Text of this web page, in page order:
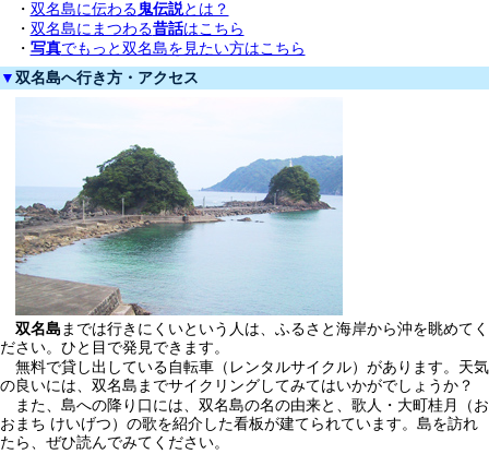
・ 双名島に伝わる 鬼伝説とは？
・ 双名島にまつわる昔話はこちら
・ 写真でもっと双名島を見たい方はこちら
▼ 双名島へ行き方・アクセス
双名島 までは行きにくいという人は、ふるさと海岸から沖を眺めてく
ださい。ひと目で発見できます。
無料で貸し出している自転車（レンタルサイクル）があります。天気
の良いには、双名島までサイクリングしてみてはいかがでしょうか？
また、島への降り口には、双名島の名の由来と、歌人・大町桂月（お
おまち けいげつ）の歌を紹介した看板が建てられています。島を訪れ
たら、ぜひ読んでみてください。